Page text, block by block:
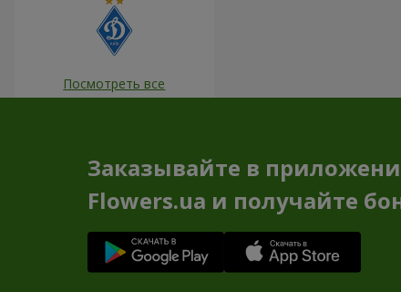
Посмотреть все
Заказывайте в
Flowers.ua и получайте